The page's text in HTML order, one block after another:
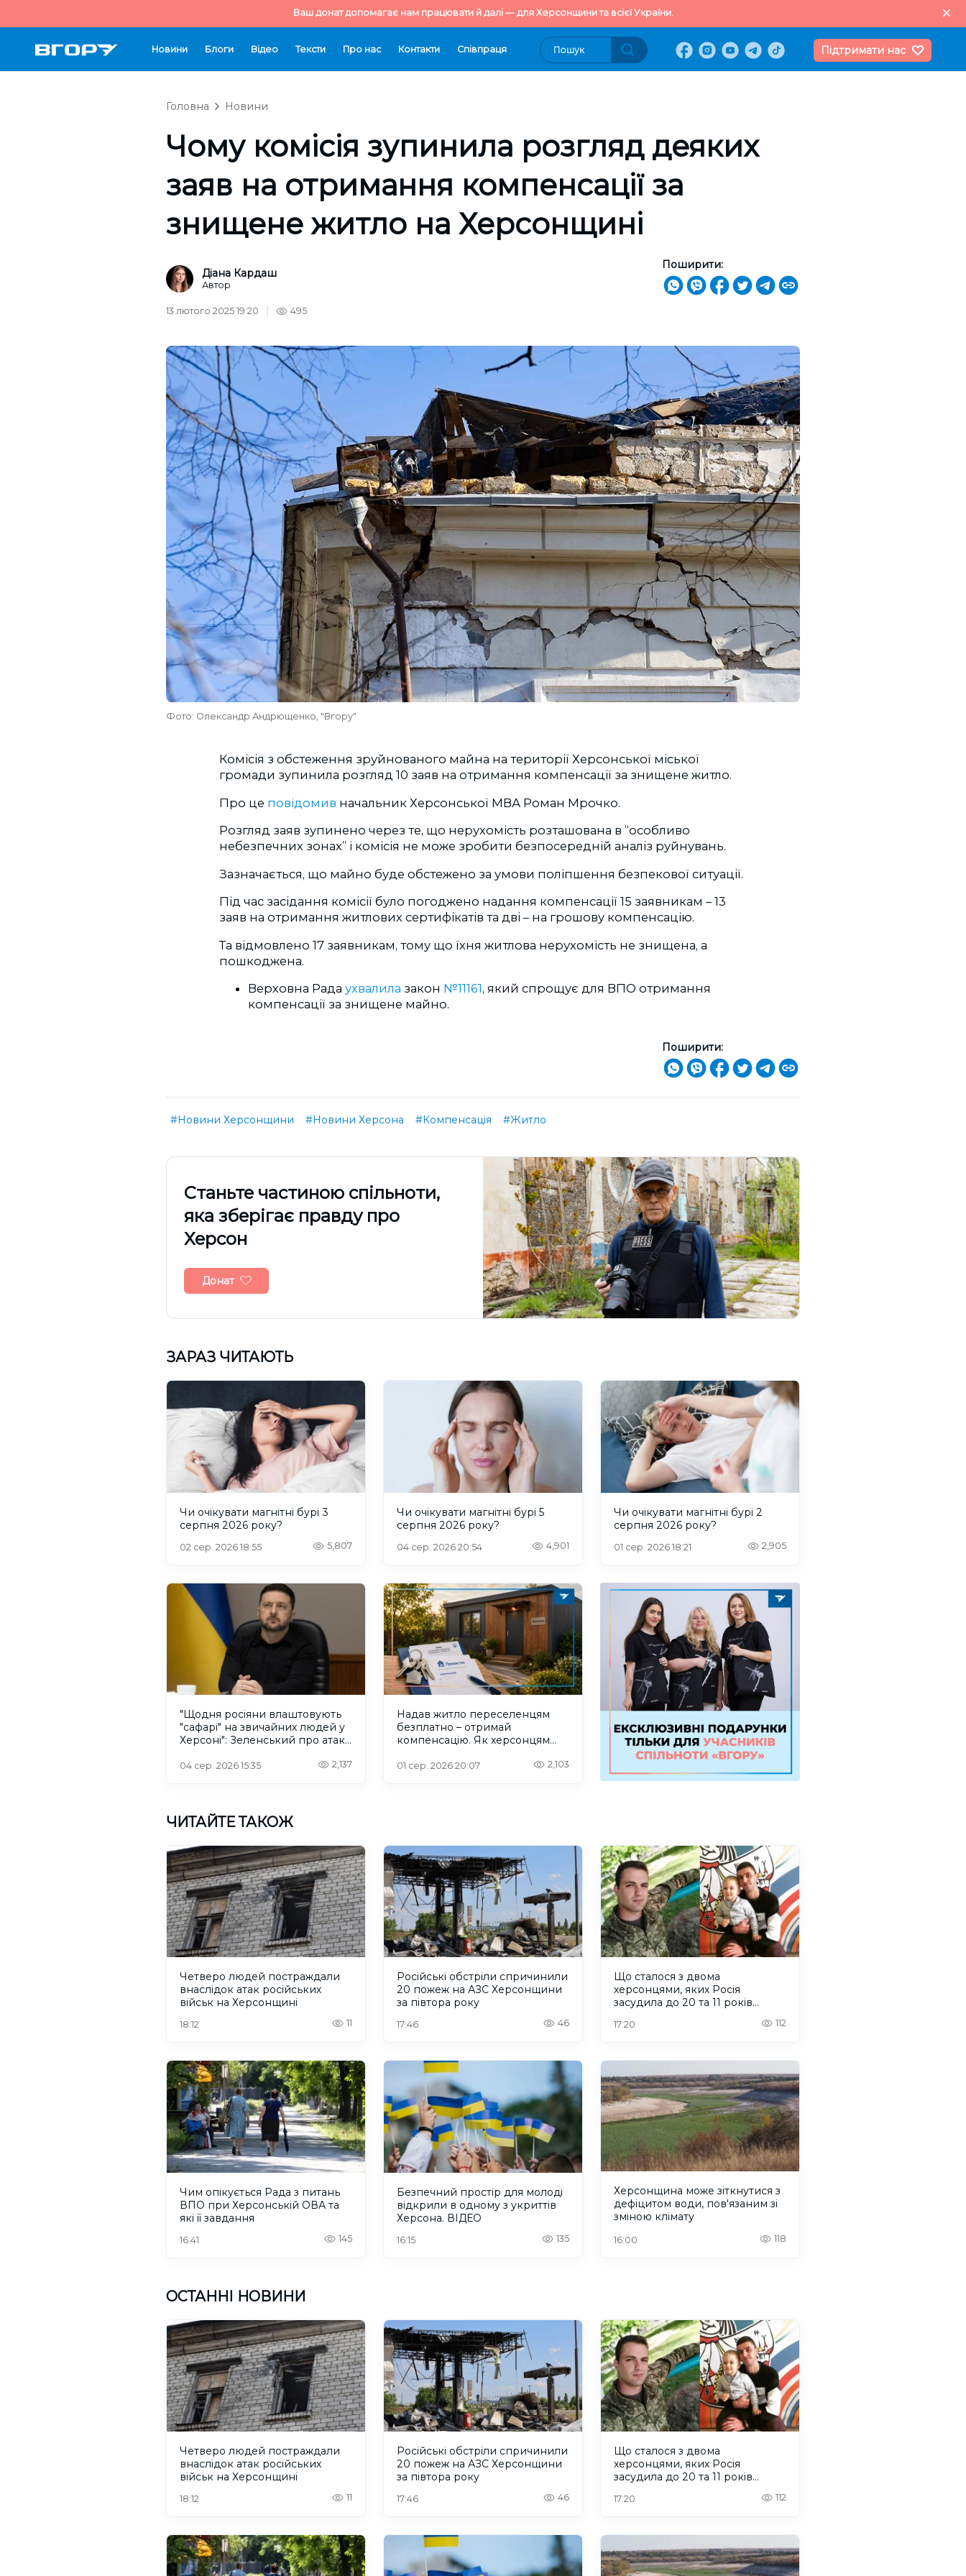
Ваш донат допомагає нам працювати й далі — для Херсонщини та всієї України.
Новини Блоги Відео Тексти Про нас Контакти Cпівпраця Підтримати нас
Головна Новини
Чому комісія зупинила розгляд деяких
заяв на отримання компенсації за
знищене житло на Херсонщині
Діана Кардаш
Автор
Поширити:
13 лютого 2025 19:20 495
Фото: Олександр Андрющенко, "Вгору"
Комісія з обстеження зруйнованого майна на території Херсонської міської
громади зупинила розгляд 10 заяв на отримання компенсації за знищене житло.
Про це повідомив начальник Херсонської МВА Роман Мрочко.
Розгляд заяв зупинено через те, що нерухомість розташована в “особливо
небезпечних зонах” і комісія не може зробити безпосередній аналіз руйнувань.
Зазначається, що майно буде обстежено за умови поліпшення безпекової ситуації.
Під час засідання комісії було погоджено надання компенсації 15 заявникам – 13
заяв на отримання житлових сертифікатів та дві – на грошову компенсацію.
Та відмовлено 17 заявникам, тому що їхня житлова нерухомість не знищена, а
пошкоджена.
Верховна Рада ухвалила закон №11161, який спрощує для ВПО отримання
компенсації за знищене майно.
Поширити:
#Новини Херсонщини #Новини Херсона #Компенсація #Житло
Cтаньте частиною спільноти,
яка зберігає правду про
Херсон
Донат
ЗАРАЗ ЧИТАЮТЬ
Чи очікувати магнітні бурі 3
серпня 2026 року?
02 сер. 2026 18:55 5,807
Чи очікувати магнітні бурі 5
серпня 2026 року?
04 сер. 2026 20:54 4,901
Чи очікувати магнітні бурі 2
серпня 2026 року?
01 сер. 2026 18:21 2,905
"Щодня росіяни влаштовують
"сафарі" на звичайних людей у
Херсоні": Зеленський про атаку
04 сер. 2026 15:35 2,137
Надав житло переселенцям
безплатно – отримай
компенсацію. Як херсонцям
“Прихисток”
01 сер. 2026 20:07 2,103
ЧИТАЙТЕ ТАКОЖ
Четверо людей постраждали
внаслідок атак російських
військ на Херсонщині
18:12 11
Російські обстріли спричинили
20 пожеж на АЗС Херсонщини
за півтора року
17:46 46
Що сталося з двома
херсонцями, яких Росія
засудила до 20 та 11 років
17:20 112
Чим опікується Рада з питань
ВПО при Херсонській ОВА та
які її завдання
16:41 145
Безпечний простір для молоді
відкрили в одному з укриттів
Херсона. ВІДЕО
16:15 135
Херсонщина може зіткнутися з
дефіцитом води, пов'язаним зі
зміною клімату
16:00 118
ОСТАННІ НОВИНИ
Четверо людей постраждали
внаслідок атак російських
військ на Херсонщині
18:12 11
Російські обстріли спричинили
20 пожеж на АЗС Херсонщини
за півтора року
17:46 46
Що сталося з двома
херсонцями, яких Росія
засудила до 20 та 11 років
17:20 112